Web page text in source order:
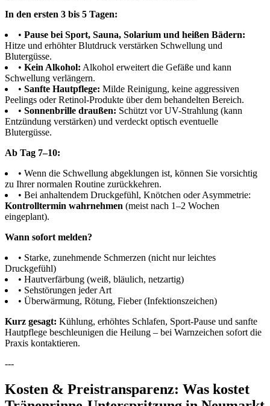
In den ersten 3 bis 5 Tagen:
• Pause bei Sport, Sauna, Solarium und heißen Bädern:
Hitze und erhöhter Blutdruck verstärken Schwellung und
Blutergüsse.
• Kein Alkohol: Alkohol erweitert die Gefäße und kann
Schwellung verlängern.
• Sanfte Hautpflege: Milde Reinigung, keine aggressiven
Peelings oder Retinol-Produkte über dem behandelten Bereich.
• Sonnenbrille draußen: Schützt vor UV-Strahlung (kann
Entzündung verstärken) und verdeckt optisch eventuelle
Blutergüsse.
Ab Tag 7–10:
• Wenn die Schwellung abgeklungen ist, können Sie vorsichtig
zu Ihrer normalen Routine zurückkehren.
• Bei anhaltendem Druckgefühl, Knötchen oder Asymmetrie:
Kontrolltermin wahrnehmen (meist nach 1–2 Wochen
eingeplant).
Wann sofort melden?
• Starke, zunehmende Schmerzen (nicht nur leichtes
Druckgefühl)
• Hautverfärbung (weiß, bläulich, netzartig)
• Sehstörungen jeder Art
• Überwärmung, Rötung, Fieber (Infektionszeichen)
Kurz gesagt: Kühlung, erhöhtes Schlafen, Sport-Pause und sanfte
Hautpflege beschleunigen die Heilung – bei Warnzeichen sofort die
Praxis kontaktieren.
---
Kosten & Preistransparenz: Was kostet